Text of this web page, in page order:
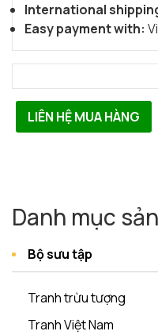
International
Easy payment with:
LIÊN HỆ MUA HÀNG
Danh mục
Bộ sưu tập
Tranh trừu tượng
Tranh Việt Nam